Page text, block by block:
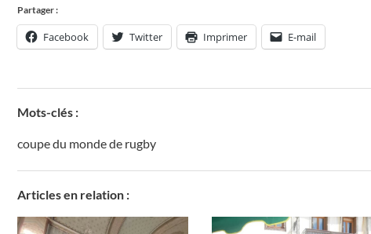
Partager :
Facebook Twitter Imprimer E-mail
Mots-clés :
coupe du monde de rugby
Articles en relation :